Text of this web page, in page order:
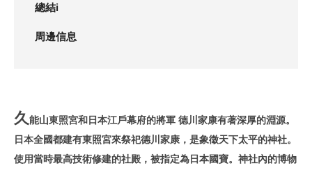
總結i
周邊信息
久能山東照宮和日本江戶幕府的將軍 德川家康有著深厚的淵源。
日本全國都建有東照宮來祭祀德川家康，是象徵天下太平的神社。
使用當時最高技術修建的社殿，被指定為日本國寶。神社內的博物